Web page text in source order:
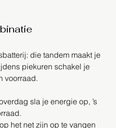
die tandem maakt je
piekuren schakel je
voorraad.
sla je energie op, ’s
het net zijn op te vangen